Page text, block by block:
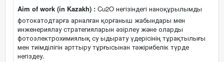
Aim of work (in Kazakh) : Cu2O негізіндегі наноқұрылымды
фотокатодтарға арналған қорғаныш жабындары мен
инженериялау стратегияларын әзірлеу және оларды
фотоэлектрохимиялық су ыдырату үдерісінің тұрақтылығы
мен тиімділігін арттыру тұрғысынан тәжірибелік түрде
негіздеу.